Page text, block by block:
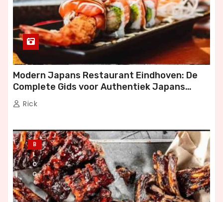
Modern Japans Restaurant Eindhoven: De
Complete Gids voor Authentiek Japans
Dineren
Rick
B
L
O
G